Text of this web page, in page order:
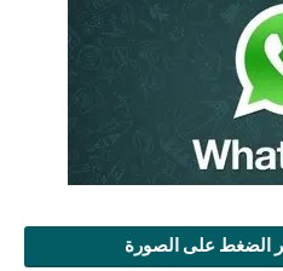
الضغط على الصورة